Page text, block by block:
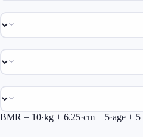
BMR = 10·kg + 6.25·cm − 5·age + 5